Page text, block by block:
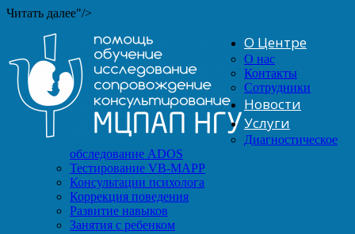
Читать далее"/>
О Центре
О нас
Контакты
Сотрудники
Новости
Услуги
Диагностическое
обследование ADOS
Тестирование VB-MAPP
Консультации психолога
Коррекция поведения
Развитие навыков
Занятия с ребенком